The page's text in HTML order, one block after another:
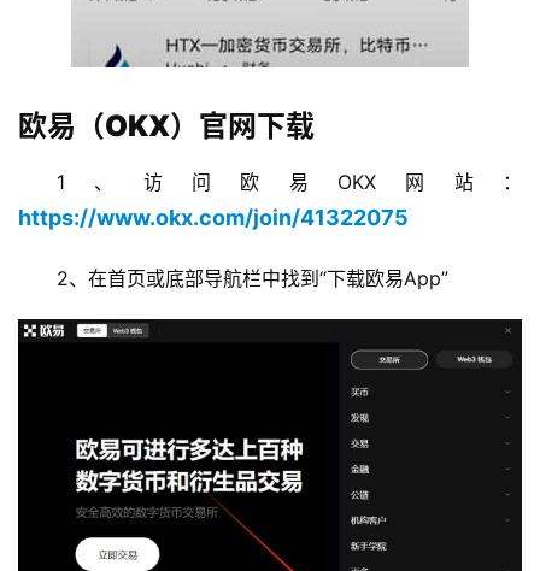
欧易（OKX）官网下载
1、访问欧易OKX网站：
https://www.okx.com/join/41322075
2、在首页或底部导航栏中找到“下载欧易App”